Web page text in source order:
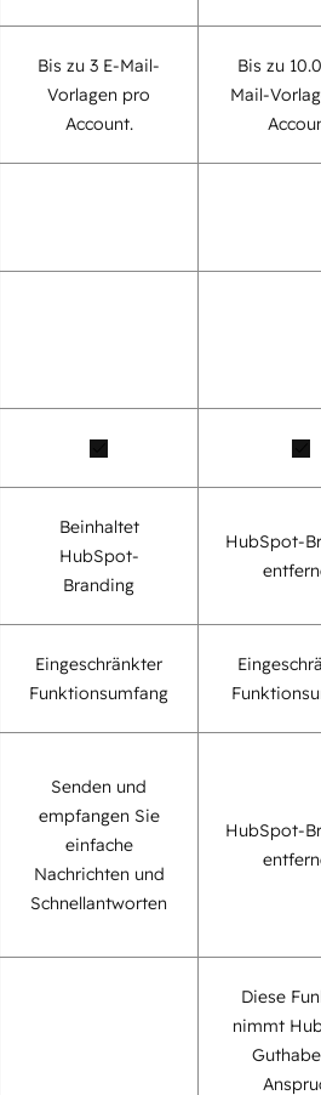
Bis zu 3 E-Mail-
Vorlagen pro
Account.
Bis zu
Mail-
Beinhaltet
HubSpot-
Branding
HubSpot-
Eingeschränkter
Funktionsumfang
Senden und
empfangen Sie
einfache
Nachrichten und
Schnellantworten
HubSpot-
Diese
nimmt